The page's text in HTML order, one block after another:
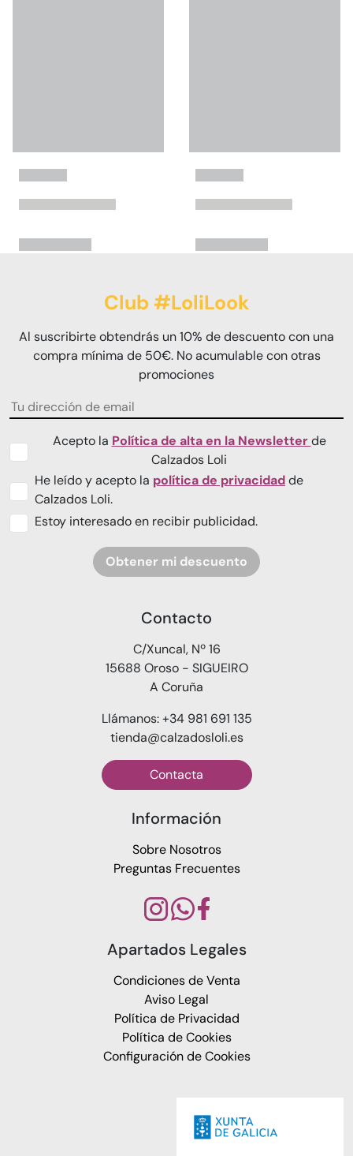
Club #LoliLook
Al suscribirte obtendrás un 10% de descuento con una
compra mínima de 50€. No acumulable con otras
promociones
Acepto la Política de alta en la Newsletterde
Calzados Loli
He leído y acepto la política de privacidadde
Calzados Loli.
Estoy interesado en recibir publicidad.
Obtener mi descuento
Contacto
C/Xuncal, Nº 16
15688 Oroso - SIGUEIRO
A Coruña
Llámanos: +34 981 691 135
tienda@calzadosloli.es
Contacta
Información
Sobre Nosotros
Preguntas Frecuentes
Apartados Legales
Condiciones de Venta
Aviso Legal
Política de Privacidad
Política de Cookies
Configuración de Cookies